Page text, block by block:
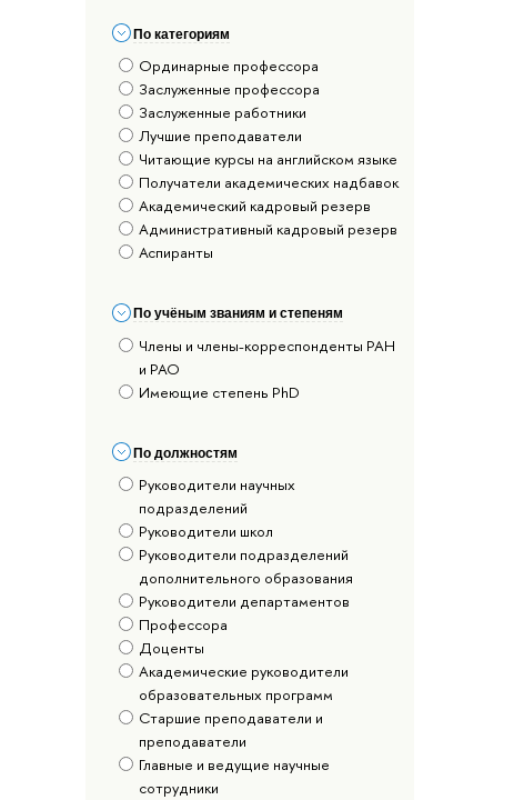
По категориям
Ординарные профессора
Заслуженные профессора
Заслуженные работники
Лучшие преподаватели
Читающие курсы на английском языке
Получатели академических надбавок
Академический кадровый резерв
Административный кадровый резерв
Аспиранты
По учёным званиям и степеням
Члены и члены-корреспонденты РАН
и РАО
Имеющие степень PhD
По должностям
Руководители научных
подразделений
Руководители школ
Руководители подразделений
дополнительного образования
Руководители департаментов
Профессора
Доценты
Академические руководители
образовательных программ
Старшие преподаватели и
преподаватели
Главные и ведущие научные
сотрудники